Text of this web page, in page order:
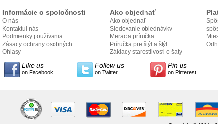
Informácie o spoločnosti
O nás
Kontaktuj nás
Podmienky používania
Zásady ochrany osobných
údajov
Ohlasy
Ako objednať
Ako objednať
Sledovanie objednávky
Meracia príručka
Príručka pre štýl a štýl
Základy starostlivosti o šaty
Like us
on Facebook
Follow us
on Twitter
Pin us
on Pinterest